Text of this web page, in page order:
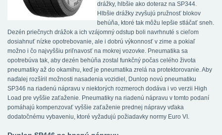
drážky, hlbšie ako doteraz na SP344.
Hlbšie drážky zvyšujú pružnosť blokov
behúňa, ktoré tak môžu lepšie stláčať sneh.
Dezén priečnych drážok a ich vzájomný odstup boli navrhnuté s cieľom
dosiahnuť nízke opotrebovanie, ale i dobrú výkonnosť v zime a pokiaľ
možno i čo najvyššiu priľnavosť na mokrej vozovke. Pneumatika sa
opotrebúva tak, aby dezén behúňa zostal funkčný počas celého života
pneumatiky až do okamihu, keď je pneumatika zrelá na protektorovanie. Aby
naďalej rozšíril možnosti nasadenia vozidiel, Dunlop novú pneumatiku
SP346 na riadenú nápravu v niektorých rozmeroch dodáva i vo verzii High
Load pre vyššie zaťaženie. Pneumatiky na riadenú nápravu v tomto podaní
pomáhajú kompenzovať vyššie zaťaženie prednej nápravy vďaka
dodatočnému vybaveniu, ktoré vyžadujú požiadavky normy Euro VI.